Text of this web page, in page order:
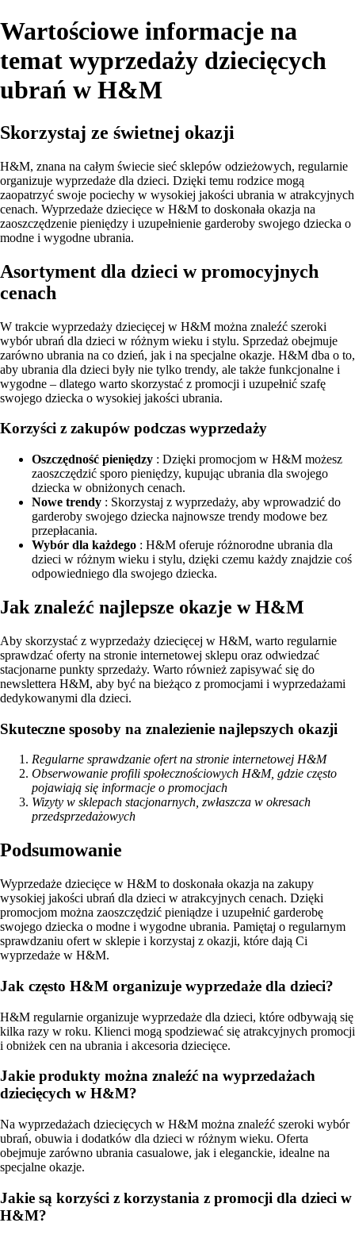
Wartościowe informacje na
temat wyprzedaży dziecięcych
ubrań w H&M
Skorzystaj ze świetnej okazji
H&M, znana na całym świecie sieć sklepów odzieżowych, regularnie
organizuje wyprzedaże dla dzieci. Dzięki temu rodzice mogą
zaopatrzyć swoje pociechy w wysokiej jakości ubrania w atrakcyjnych
cenach. Wyprzedaże dziecięce w H&M to doskonała okazja na
zaoszczędzenie pieniędzy i uzupełnienie garderoby swojego dziecka o
modne i wygodne ubrania.
Asortyment dla dzieci w promocyjnych
cenach
W trakcie wyprzedaży dziecięcej w H&M można znaleźć szeroki
wybór ubrań dla dzieci w różnym wieku i stylu. Sprzedaż obejmuje
zarówno ubrania na co dzień, jak i na specjalne okazje. H&M dba o to,
aby ubrania dla dzieci były nie tylko trendy, ale także funkcjonalne i
wygodne – dlatego warto skorzystać z promocji i uzupełnić szafę
swojego dziecka o wysokiej jakości ubrania.
Korzyści z zakupów podczas wyprzedaży
Oszczędność pieniędzy : Dzięki promocjom w H&M możesz
zaoszczędzić sporo pieniędzy, kupując ubrania dla swojego
dziecka w obniżonych cenach.
Nowe trendy : Skorzystaj z wyprzedaży, aby wprowadzić do
garderoby swojego dziecka najnowsze trendy modowe bez
przepłacania.
Wybór dla każdego : H&M oferuje różnorodne ubrania dla
dzieci w różnym wieku i stylu, dzięki czemu każdy znajdzie coś
odpowiedniego dla swojego dziecka.
Jak znaleźć najlepsze okazje w H&M
Aby skorzystać z wyprzedaży dziecięcej w H&M, warto regularnie
sprawdzać oferty na stronie internetowej sklepu oraz odwiedzać
stacjonarne punkty sprzedaży. Warto również zapisywać się do
newslettera H&M, aby być na bieżąco z promocjami i wyprzedażami
dedykowanymi dla dzieci.
Skuteczne sposoby na znalezienie najlepszych okazji
Regularne sprawdzanie ofert na stronie internetowej H&M
Obserwowanie profili społecznościowych H&M, gdzie często
pojawiają się informacje o promocjach
Wizyty w sklepach stacjonarnych, zwłaszcza w okresach
przedsprzedażowych
Podsumowanie
Wyprzedaże dziecięce w H&M to doskonała okazja na zakupy
wysokiej jakości ubrań dla dzieci w atrakcyjnych cenach. Dzięki
promocjom można zaoszczędzić pieniądze i uzupełnić garderobę
swojego dziecka o modne i wygodne ubrania. Pamiętaj o regularnym
sprawdzaniu ofert w sklepie i korzystaj z okazji, które dają Ci
wyprzedaże w H&M.
Jak często H&M organizuje wyprzedaże dla dzieci?
H&M regularnie organizuje wyprzedaże dla dzieci, które odbywają się
kilka razy w roku. Klienci mogą spodziewać się atrakcyjnych promocji
i obniżek cen na ubrania i akcesoria dziecięce.
Jakie produkty można znaleźć na wyprzedażach
dziecięcych w H&M?
Na wyprzedażach dziecięcych w H&M można znaleźć szeroki wybór
ubrań, obuwia i dodatków dla dzieci w różnym wieku. Oferta
obejmuje zarówno ubrania casualowe, jak i eleganckie, idealne na
specjalne okazje.
Jakie są korzyści z korzystania z promocji dla dzieci w
H&M?